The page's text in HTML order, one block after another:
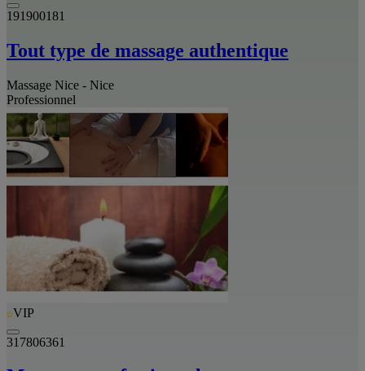
191900181
Tout type de massage authentique
Massage Nice - Nice
Professionnel
VIP
317806361